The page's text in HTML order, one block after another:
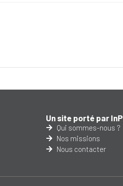
Un site porté par
Qui sommes-nous ?
Nos missions
Nous contacter